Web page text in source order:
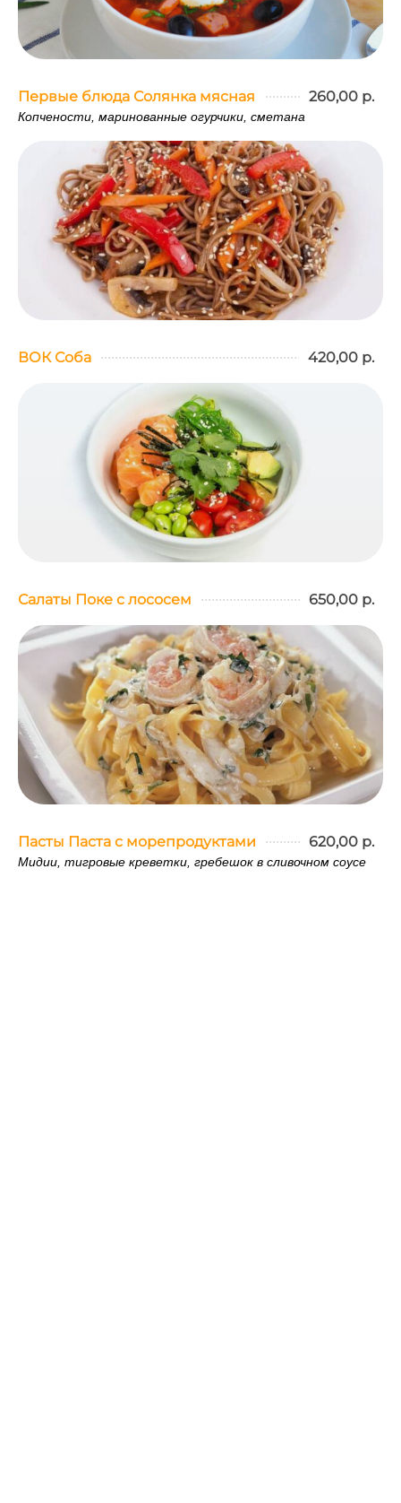
Первые блюда Солянка мясная 260,00 р.
Копчености, маринованные огурчики, сметана
ВОК Соба 420,00 р.
Салаты Поке с лососем 650,00 р.
Пасты Паста с морепродуктами 620,00 р.
Мидии, тигровые креветки, гребешок в сливочном соусе